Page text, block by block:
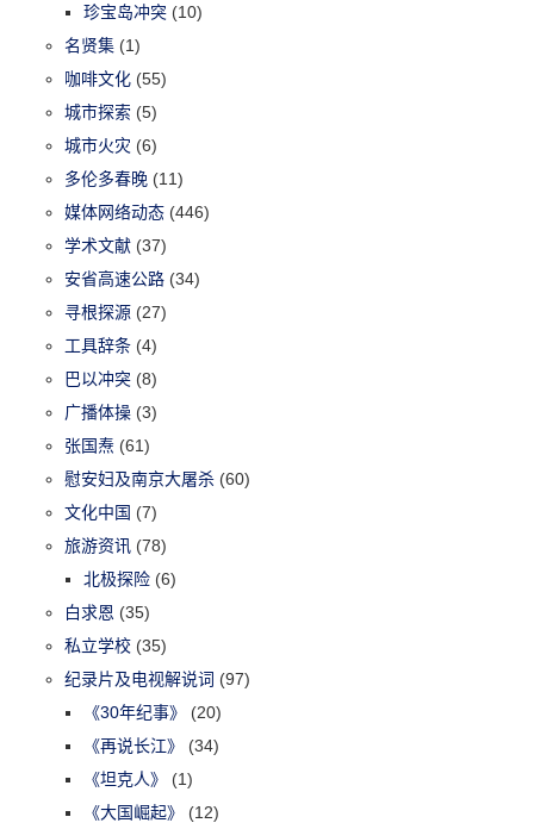
珍宝岛冲突 (10)
名贤集 (1)
咖啡文化 (55)
城市探索 (5)
城市火灾 (6)
多伦多春晚 (11)
媒体网络动态 (446)
学术文献 (37)
安省高速公路 (34)
寻根探源 (27)
工具辞条 (4)
巴以冲突 (8)
广播体操 (3)
张国焘 (61)
慰安妇及南京大屠杀 (60)
文化中国 (7)
旅游资讯 (78)
北极探险 (6)
白求恩 (35)
私立学校 (35)
纪录片及电视解说词 (97)
《30年纪事》
(20)
《再说长江》
(34)
《坦克人》
(1)
《大国崛起》
(12)